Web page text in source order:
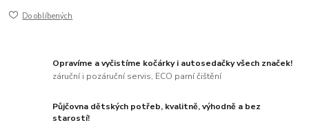
Do oblíbených
Opravíme a vyčistíme kočárky i autosedačky všech značek!
záruční i pozáruční servis, ECO parní čištění
Půjčovna dětských potřeb, kvalitně, výhodně a bez
starostí!